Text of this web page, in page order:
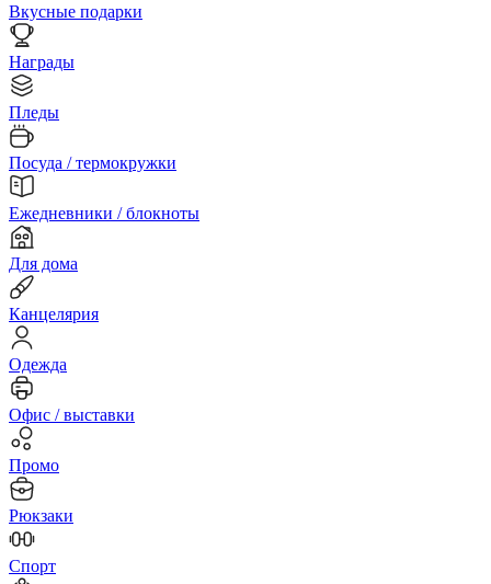
Вкусные подарки
Награды
Пледы
Посуда / термокружки
Ежедневники / блокноты
Для дома
Канцелярия
Одежда
Офис / выставки
Промо
Рюкзаки
Спорт